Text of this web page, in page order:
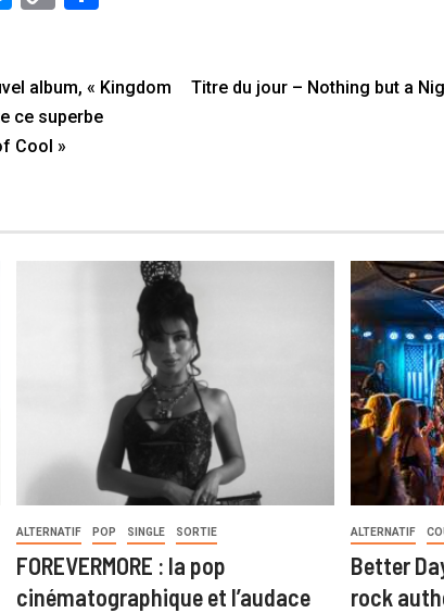
album, « Kingdom
ce superbe
Cool »
Titre du jour – Nothing but a
ALTERNATIF POP SINGLE SORTIE
FOREVERMORE : la pop
cinématographique et l’audace
ALTERNATIF
Better
rock